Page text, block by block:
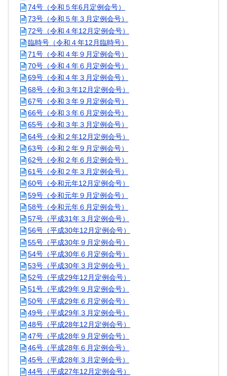
74号（令和５年6月定例会号）
73号（令和５年３月定例会号）
72号（令和４年12月定例会号）
臨時号（令和４年12月臨時号）
71号（令和４年９月定例会号）
70号（令和４年６月定例会号）
69号（令和４年３月定例会号）
68号（令和３年12月定例会号）
67号（令和３年９月定例会号）
66号（令和３年６月定例会号）
65号（令和３年３月定例会号）
64号（令和２年12月定例会号）
63号（令和２年９月定例会号）
62号（令和２年６月定例会号）
61号（令和２年３月定例会号）
60号（令和元年12月定例会号）
59号（令和元年９月定例会号）
58号（令和元年６月定例会号）
57号（平成31年３月定例会号）
56号（平成30年12月定例会号）
55号（平成30年９月定例会号）
54号（平成30年６月定例会号）
53号（平成30年３月定例会号）
52号（平成29年12月定例会号）
51号（平成29年９月定例会号）
50号（平成29年６月定例会号）
49号（平成29年３月定例会号）
48号（平成28年12月定例会号）
47号（平成28年９月定例会号）
46号（平成28年６月定例会号）
45号（平成28年３月定例会号）
44号（平成27年12月定例会号）